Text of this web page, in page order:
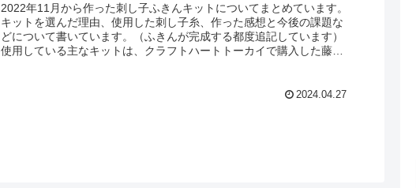
2022年11月から作った刺し子ふきんキットについてまとめています。
キットを選んだ理由、使用した刺し子糸、作った感想と今後の課題な
どについて書いています。（ふきんが完成する都度追記しています）
使用している主なキットは、クラフトハートトーカイで購入した藤久
2024.04.27